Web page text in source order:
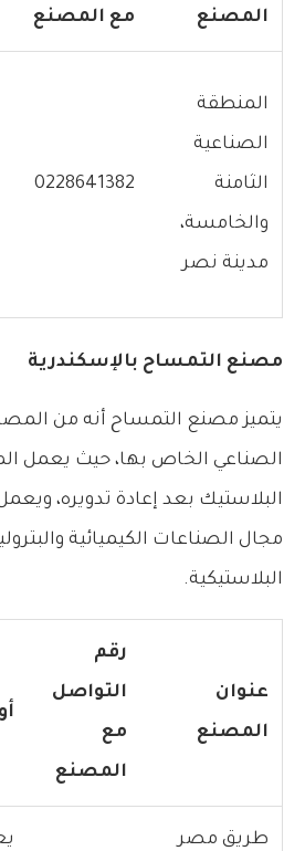
المصنع مع المصنع
المنطقة
الصناعية
الثامنة
والخامسة،
مدينة نصر
0228641382
مصنع التمساح بالإسكندرية
يتميز مصنع التمساح أنه من
الصناعي الخاص بها، حيث يعمل
البلاستيك بعد إعادة تدويره،
مجال الصناعات الكيميائية
البلاستيكية.
عنوان
المصنع
رقم
التواصل
مع
المصنع
طريق مصر